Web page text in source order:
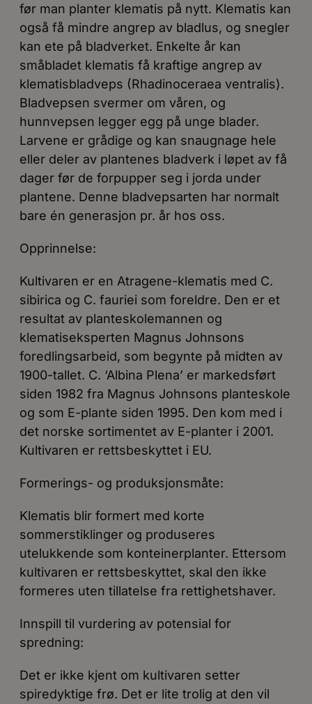
før man planter klematis på nytt. Klematis kan
også få mindre angrep av bladlus, og snegler
kan ete på bladverket. Enkelte år kan
småbladet klematis få kraftige angrep av
klematisbladveps (Rhadinoceraea ventralis).
Bladvepsen svermer om våren, og
hunnvepsen legger egg på unge blader.
Larvene er grådige og kan snaugnage hele
eller deler av plantenes bladverk i løpet av få
dager før de forpupper seg i jorda under
plantene. Denne bladvepsarten har normalt
bare én generasjon pr. år hos oss.
Opprinnelse:
Kultivaren er en Atragene-klematis med C.
sibirica og C. fauriei som foreldre. Den er et
resultat av planteskolemannen og
klematiseksperten Magnus Johnsons
foredlingsarbeid, som begynte på midten av
1900-tallet. C. ‘Albina Plena’ er markedsført
siden 1982 fra Magnus Johnsons planteskole
og som E-plante siden 1995. Den kom med i
det norske sortimentet av E-planter i 2001.
Kultivaren er rettsbeskyttet i EU.
Formerings- og produksjonsmåte:
Klematis blir formert med korte
sommerstiklinger og produseres
utelukkende som konteinerplanter. Ettersom
kultivaren er rettsbeskyttet, skal den ikke
formeres uten tillatelse fra rettighetshaver.
Innspill til vurdering av potensial for
spredning:
Det er ikke kjent om kultivaren setter
spiredyktige frø. Det er lite trolig at den vil